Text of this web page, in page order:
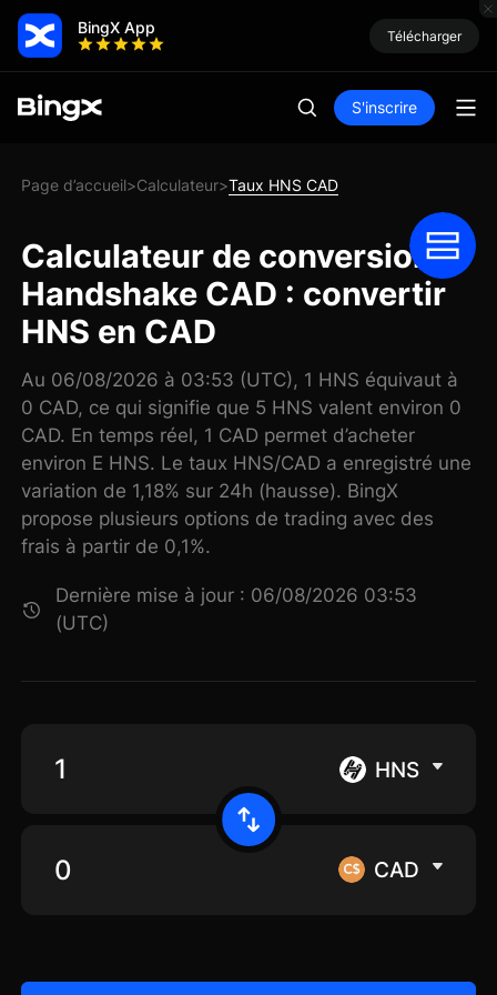
BingX App Télécharger
S'inscrire
Page d’accueil>Calculateur>Taux HNS CAD
Calculateur de conversion
Handshake CAD : convertir
HNS en CAD
Au 06/08/2026 à 03:53 (UTC), 1 HNS équivaut à
0 CAD, ce qui signifie que 5 HNS valent environ 0
CAD. En temps réel, 1 CAD permet d’acheter
environ E HNS. Le taux HNS/CAD a enregistré une
variation de 1,18% sur 24h (hausse). BingX
propose plusieurs options de trading avec des
frais à partir de 0,1%.
Dernière mise à jour : 06/08/2026 03:53
(UTC)
HNS
CAD